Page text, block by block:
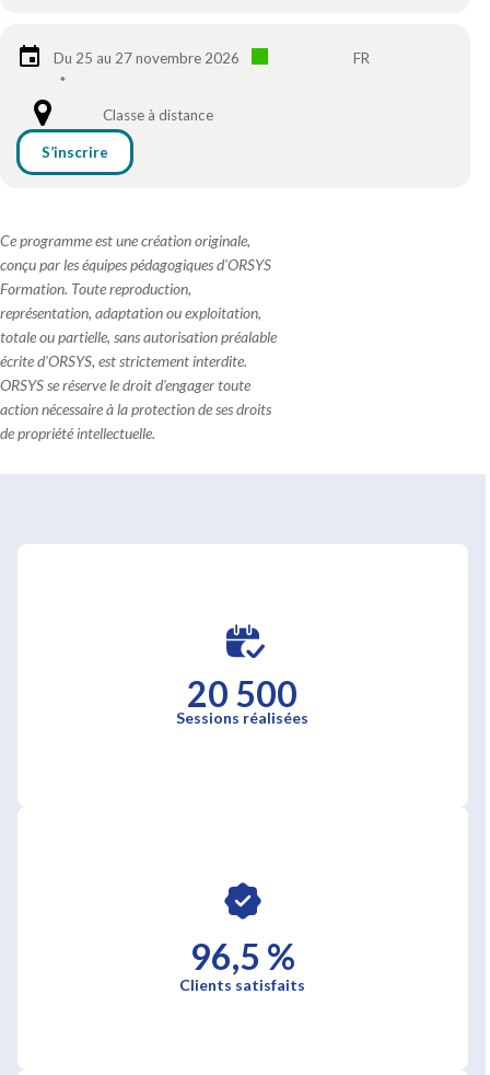
Du 25 au 27 novembre 2026
*
FR
Classe à distance
S’inscrire
Ce programme est une création originale,
conçu par les équipes pédagogiques d'ORSYS
Formation. Toute reproduction,
représentation, adaptation ou exploitation,
totale ou partielle, sans autorisation préalable
écrite d'ORSYS, est strictement interdite.
ORSYS se réserve le droit d'engager toute
action nécessaire à la protection de ses droits
de propriété intellectuelle.
20 500
Sessions réalisées
96,5 %
Clients satisfaits